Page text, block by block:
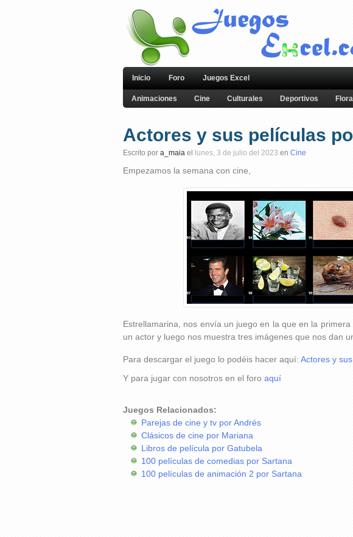
Inicio Foro Juegos Excel
Animaciones Cine Culturales Deportivos
Actores y sus películas
Escrito por a_maia el lunes, 3 de julio del 2023 en Cine
Empezamos la semana con cine,
Estrellamarina, nos envía un juego en la que en la
un actor y luego nos muestra tres imágenes que nos dan
Para descargar el juego lo podéis hacer aquí: Actores y
Y para jugar con nosotros en el foro aquí
Juegos Relacionados:
Parejas de cine y tv por Andrés
Clásicos de cine por Mariana
Libros de película por Gatubela
100 películas de comedias por Sartana
100 películas de animación 2 por Sartana